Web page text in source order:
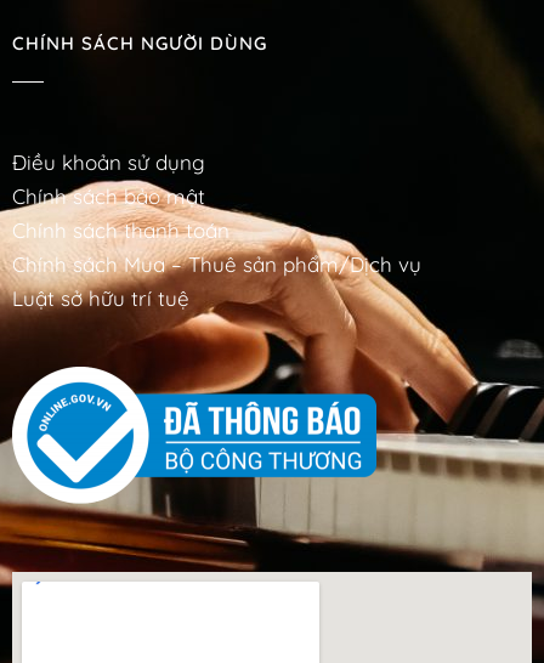
CHÍNH SÁCH NGƯỜI DÙNG
Điều khoản sử dụng
Chính sách bảo mật
Chính sách thanh toán
Chính sách Mua – Thuê sản phẩm/Dịch vụ
Luật sở hữu trí tuệ